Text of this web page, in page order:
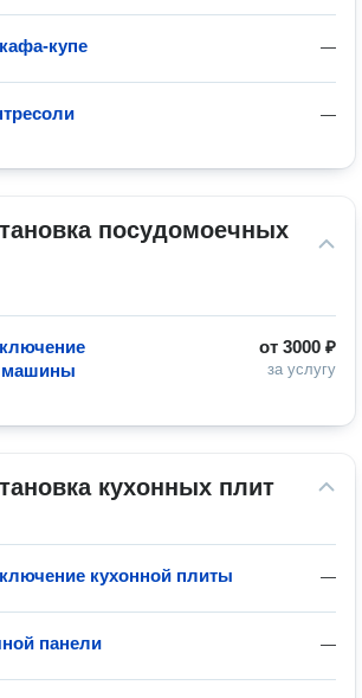
—
купе
—
посудомоечных
от 3000 ₽
за услугу
машины
кухонных плит
—
кухонной плиты
—
панели